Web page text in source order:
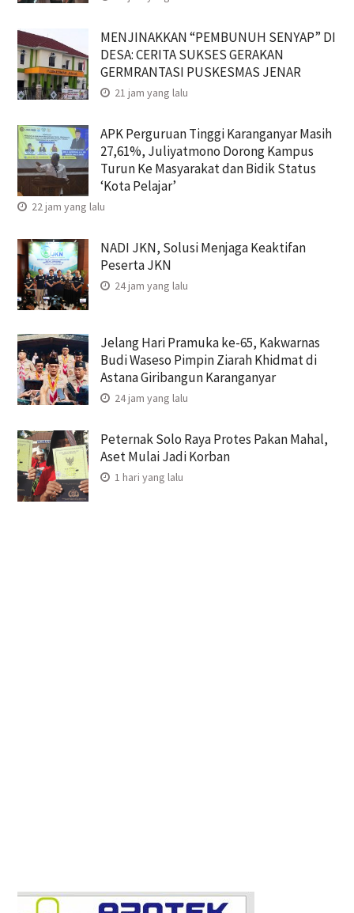
MENJINAKKAN “PEMBUNUH SENYAP” DI
DESA: CERITA SUKSES GERAKAN
GERMRANTASI PUSKESMAS JENAR
21 jam yang lalu
APK Perguruan Tinggi Karanganyar Masih
27,61%, Juliyatmono Dorong Kampus
Turun Ke Masyarakat dan Bidik Status
‘Kota Pelajar’
22 jam yang lalu
NADI JKN, Solusi Menjaga Keaktifan
Peserta JKN
24 jam yang lalu
Jelang Hari Pramuka ke-65, Kakwarnas
Budi Waseso Pimpin Ziarah Khidmat di
Astana Giribangun Karanganyar
24 jam yang lalu
Peternak Solo Raya Protes Pakan Mahal,
Aset Mulai Jadi Korban
1 hari yang lalu